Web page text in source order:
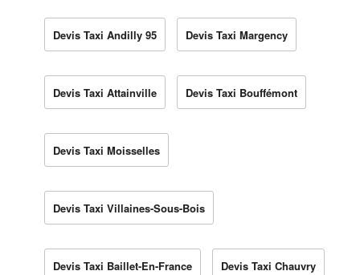
Devis Taxi Andilly 95 Devis Taxi Margency
Devis Taxi Attainville Devis Taxi Bouffémont
Devis Taxi Moisselles
Devis Taxi Villaines-Sous-Bois
Devis Taxi Baillet-En-France Devis Taxi Chauvry